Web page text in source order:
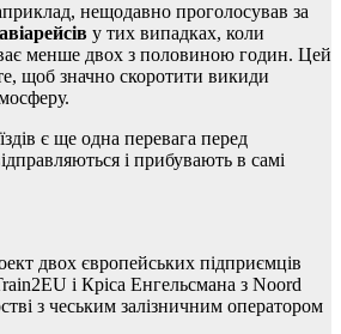
нещодавно проголосував за
у тих випадках, коли
менше двох з половиною годин. Цей
щоб значно скоротити викиди
є ще одна перевага перед
і прибувають в самі
двох європейських підприємців
і Кріса Енгельсмана з Noord
з чеським залізничним оператором